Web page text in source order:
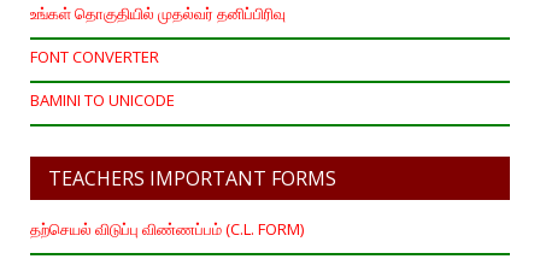
உங்கள் தொகுதியில் முதல்வர் தனிப்பிரிவு
FONT CONVERTER
BAMINI TO UNICODE
TEACHERS IMPORTANT FORMS
தற்செயல் விடுப்பு விண்ணப்பம் (C.L. FORM)